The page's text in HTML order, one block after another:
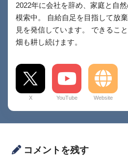
2022年に会社を辞め、家庭と自
模索中。 自給自足を目指して放
見を発信しています。 できるこ
畑も耕し続けます。
X YouTube Website
コメントを残す